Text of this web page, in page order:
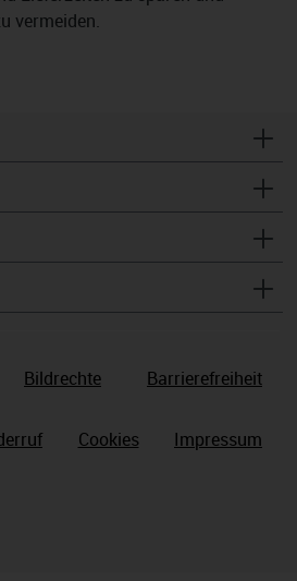
vermeiden.
Bildrechte Barrierefreiheit
Cookies Impressum